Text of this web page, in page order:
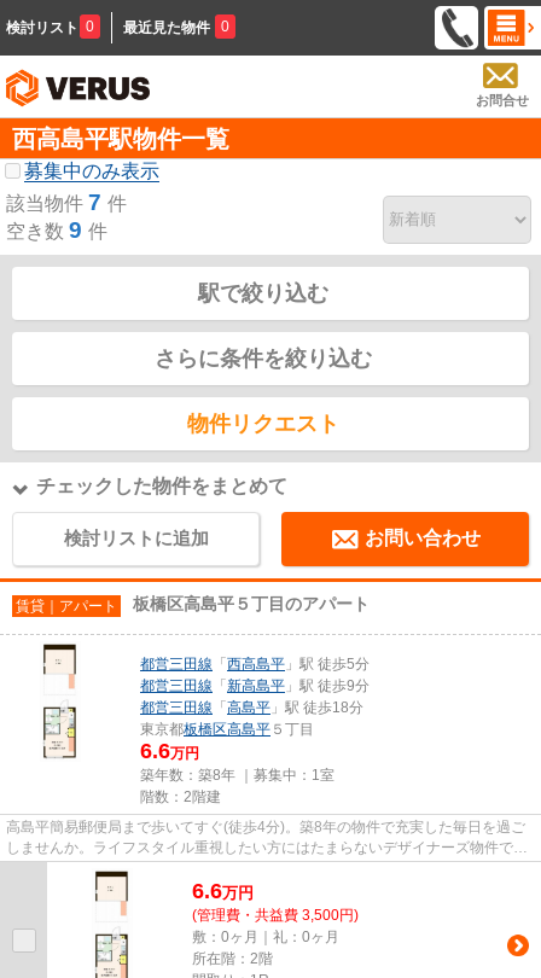
検討リスト 0 最近見た物件 0
お問合せ
西高島平駅物件一覧
募集中のみ表示
該当物件 7 件
空き数 9 件
駅で絞り込む
さらに条件を絞り込む
物件リクエスト
チェックした物件をまとめて
検討リストに追加 お問い合わせ
賃貸｜アパート 板橋区高島平５丁目のアパート
都営三田線 「 西高島平 」駅 徒歩5分
都営三田線 「 新高島平 」駅 徒歩9分
都営三田線 「 高島平 」駅 徒歩18分
東京都板橋区高島平 ５丁目
6.6万円
築年数：築8年 ｜募集中： 1室
階数：2階建
高島平簡易郵便局まで歩いてすぐ(徒歩4分)。築8年の物件で充実した毎日を過ご
しませんか。ライフスタイル重視したい方にはたまらないデザイナーズ物件で
す。こちらの物件はアパートで...
6.6万円
(管理費・共益費 3,500円)
敷：0ヶ月｜礼：0ヶ月
所在階：2階